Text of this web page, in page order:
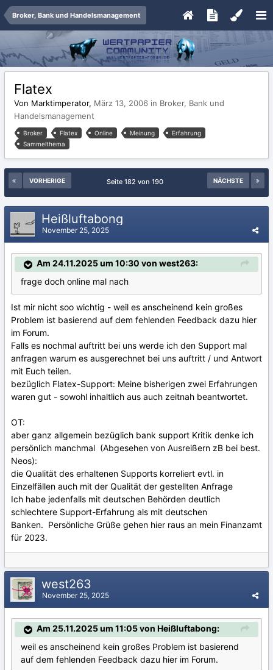
Broker, Bank und Handelsmanagement
Flatex
Von Marktimperator, März 13, 2006 in Broker, Bank und
Handelsmanagement
Broker Flatex Online Meinung
Erfahrung
Sammelthema
VORHERIGE NÄCHSTE
Seite 182 von 190
Heißluftabong
November 25, 2025
Am 24.11.2025 um 10:30 von west263:
frage doch online mal nach
Ist mir nicht soo wichtig - weil es anscheinend kein großes
Problem ist basierend auf dem fehlenden Feedback dazu hier
im Forum.
Falls es nochmal auftritt bei uns werde ich den Support mal
anfragen warum es ausgerechnet bei uns auftritt / und Antwort
mit Euch teilen.
bezüglich Flatex-Support: Meine bisherigen zwei Erfahrungen
waren gut - sowohl inhaltlich aus auch zeitnah beantwortet.
OT:
aber ganz allgemein bezüglich bank support Kritik denke ich
persönlich manchmal (Abgesehen von Ausreißern zB bei best.
Neos):
die Qualität des erhaltenen Supports korreliert evtl. in
Einzelfällen auch mit der Qualität der gestellten Anfrage
Ich habe jedenfalls mit deutschen Behörden deutlich
schlechtere Support-Erfahrung als mit deutschen
Banken. Persönliche Grüße gehen hier raus an mein Finanzamt
für 2023.
west263
November 25, 2025
Am 25.11.2025 um 11:05 von Heißluftabong:
weil es anscheinend kein großes Problem ist basierend
auf dem fehlenden Feedback dazu hier im Forum.